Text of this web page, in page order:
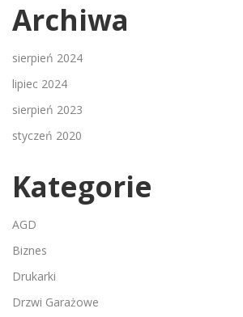
Archiwa
sierpień 2024
lipiec 2024
sierpień 2023
styczeń 2020
Kategorie
AGD
Biznes
Drukarki
Drzwi Garażowe